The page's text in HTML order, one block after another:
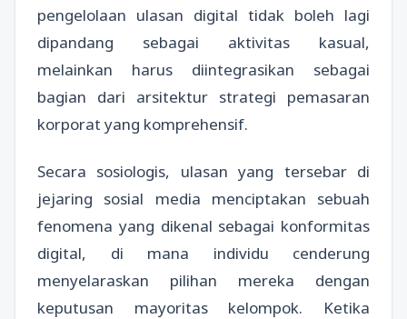
pengelolaan ulasan digital tidak boleh lagi
dipandang sebagai aktivitas kasual,
melainkan harus diintegrasikan sebagai
bagian dari arsitektur strategi pemasaran
korporat yang komprehensif.
Secara sosiologis, ulasan yang tersebar di
jejaring sosial media menciptakan sebuah
fenomena yang dikenal sebagai konformitas
digital, di mana individu cenderung
menyelaraskan pilihan mereka dengan
keputusan mayoritas kelompok. Ketika